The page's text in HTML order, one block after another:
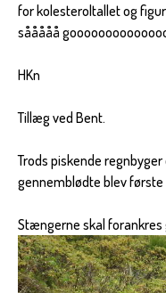
for kolesteroltallet og
sååååå
HKn
Tillæg ved Bent.
Trods piskende
gennemblødte blev første
Stængerne skal forankres